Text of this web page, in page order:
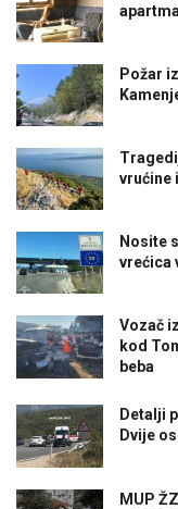
Požar
vrućine
Nosite
vrećica
Vozač
kod
beba
Detalji
Dvije
MUP